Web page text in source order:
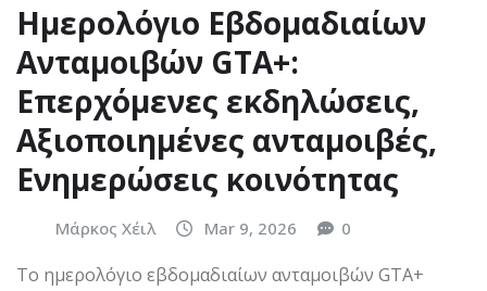
Ημερολόγιο Εβδομαδιαίων
Ανταμοιβών GTA+:
Επερχόμενες εκδηλώσεις,
Αξιοποιημένες ανταμοιβές,
Ενημερώσεις κοινότητας
Μάρκος Χέιλ Mar 9, 2026 0
Το ημερολόγιο εβδομαδιαίων ανταμοιβών GTA+